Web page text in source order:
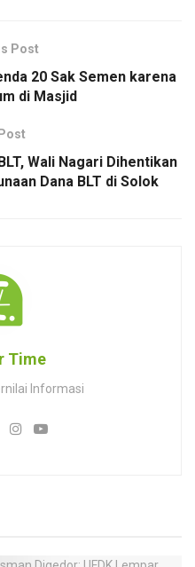
Post
20 Sak Semen karena
di Masjid
Wali Nagari Dihentikan
Dana BLT di Solok
Time
Informasi